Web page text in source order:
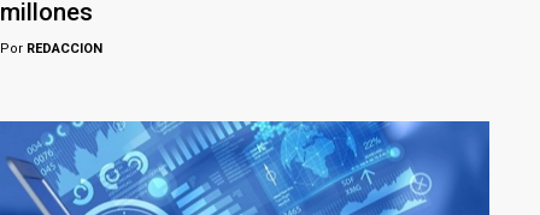
millones
Por REDACCION